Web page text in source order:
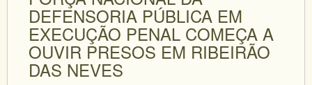
DEFENSORIA PÚBLICA EM
EXECUÇÃO PENAL COMEÇA A
OUVIR PRESOS EM RIBEIRÃO
DAS NEVES